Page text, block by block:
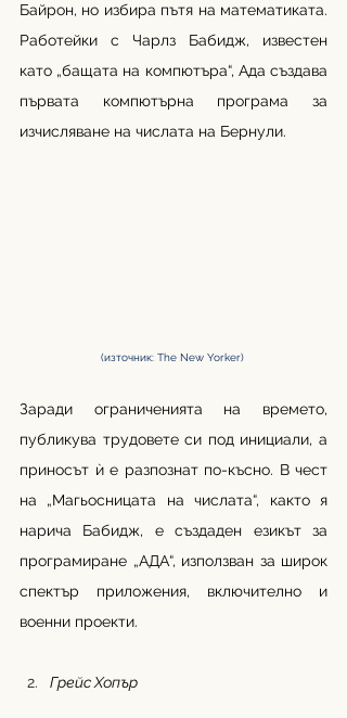
Байрон, но избира пътя на математиката.
Работейки с Чарлз Бабидж, известен
като „бащата на компютъра“, Ада създава
първата компютърна програма за
изчисляване на числата на Бернули.
(източник: The New Yorker)
Заради ограниченията на времето,
публикува трудовете си под инициали, а
приносът ѝ е разпознат по-късно. В чест
на „Магьосницата на числата“, както я
нарича Бабидж, е създаден езикът за
програмиране „АДА“, използван за широк
спектър приложения, включително и
военни проекти.
Грейс Хопър